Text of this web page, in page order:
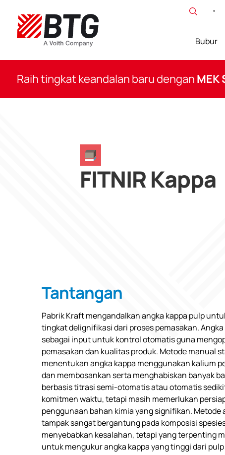
konten
Bubur
Raih tingkat keandalan baru dengan MEK
FITNIR Kappa
Tantangan
Pabrik Kraft mengandalkan angka kappa pulp
tingkat delignifikasi dari proses pemasakan.
sebagai input untuk kontrol otomatis guna
pemasakan dan kualitas produk. Metode manual
menentukan angka kappa menggunakan kalium
dan membosankan serta menghabiskan banyak
berbasis titrasi semi-otomatis atau otomatis
komitmen waktu, tetapi masih memerlukan
penggunaan bahan kimia yang signifikan. Metode
tampak sangat bergantung pada komposisi
menyebabkan kesalahan, tetapi yang terpenting
untuk mengukur angka kappa yang tinggi dari